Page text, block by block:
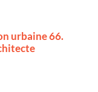
urbaine 66.